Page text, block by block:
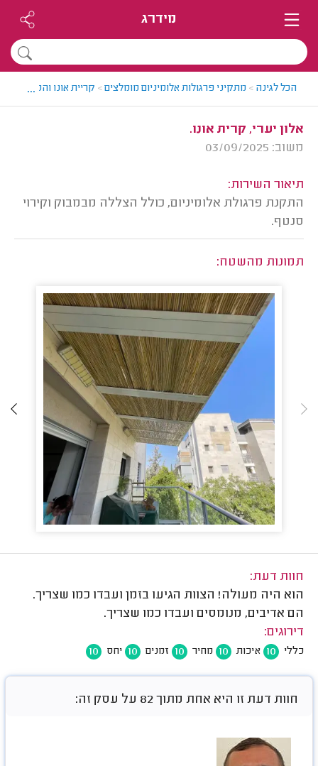
מידרג
הכל לגינה > מתקיני פרגולות אלומיניום מומלצים> קריית אונו והסביבה >
...
אלון יערי, קרית אונו.
משוב: 03/09/2025
תיאור השירות:
התקנת פרגולת אלומיניום, כולל הצללה מבמבוק וקירוי
סנטף.
תמונות מהשטח:
חוות דעת:
הוא היה מעולה! הצוות הגיעו בזמן ועבדו כמו שצריך.
הם אדיבים, מנומסים ועבדו כמו שצריך.
דירוגים:
כללי 10 איכות 10 מחיר 10 זמנים 10 יחס 10
חוות דעת זו היא אחת מתוך 82 על עסק זה: